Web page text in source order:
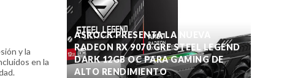
y la
en la
ASROCK PRESENTA LA NUEVA
RADEON RX 9070 GRE STEEL LEGEND
DARK 12GB OC PARA GAMING DE
ALTO RENDIMIENTO